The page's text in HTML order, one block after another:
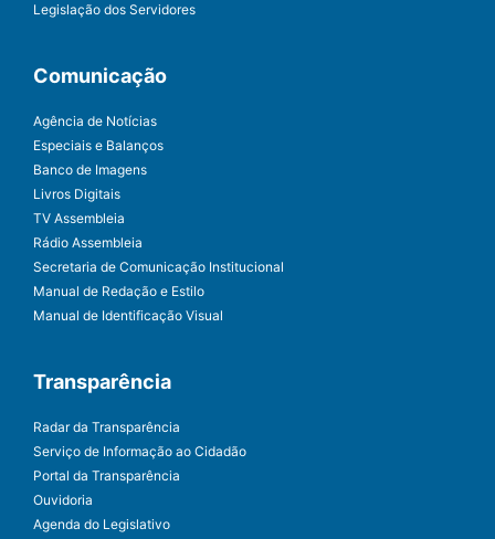
Legislação dos Servidores
Comunicação
Agência de Notícias
Especiais e Balanços
Banco de Imagens
Livros Digitais
TV Assembleia
Rádio Assembleia
Secretaria de Comunicação Institucional
Manual de Redação e Estilo
Manual de Identificação Visual
Transparência
Radar da Transparência
Serviço de Informação ao Cidadão
Portal da Transparência
Ouvidoria
Agenda do Legislativo